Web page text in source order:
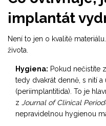
implantát
Není to jen o kvalitě
života.
Hygiena: Pokud nečistíte
tedy dvakrát denně, s nití
(periimplantitida). To je
z Journal of Clinical
nepravidelnou hygienou